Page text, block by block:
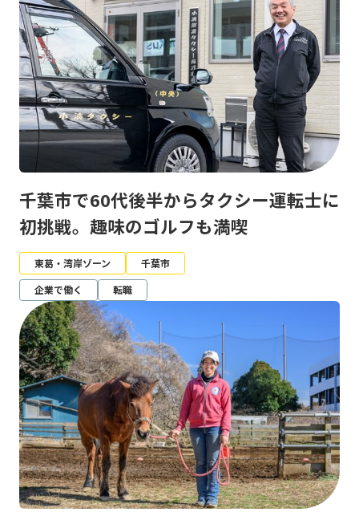
千葉市で60代後半からタクシー運転士に
初挑戦。趣味のゴルフも満喫
東葛・湾岸ゾーン
千葉市
企業で働く
転職